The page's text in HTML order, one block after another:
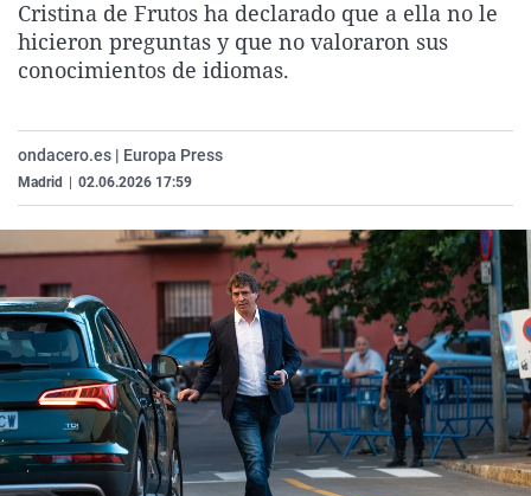
La rosa de los vientos
Caso
Extremadura
Virales
Cristina de Frutos ha declarado que a ella no le
hicieron preguntas y que no valoraron sus
conocimientos de idiomas.
ondacero.es | Europa Press
Madrid 02.06.2026 17:59